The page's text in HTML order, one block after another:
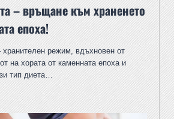
– връщане към храненето
епоха!
хранителен режим, вдъхновен от
на хората от каменната епоха и
тип диета…